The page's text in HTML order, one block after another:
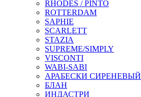
RHODES / PINTO
ROTTERDAM
SAPHIE
SCARLETT
STAZIA
SUPREME/SIMPLY
VISCONTI
WABI-SABI
АРАБЕСКИ СИРЕНЕВЫЙ
БЛАН
ИНДАСТРИ